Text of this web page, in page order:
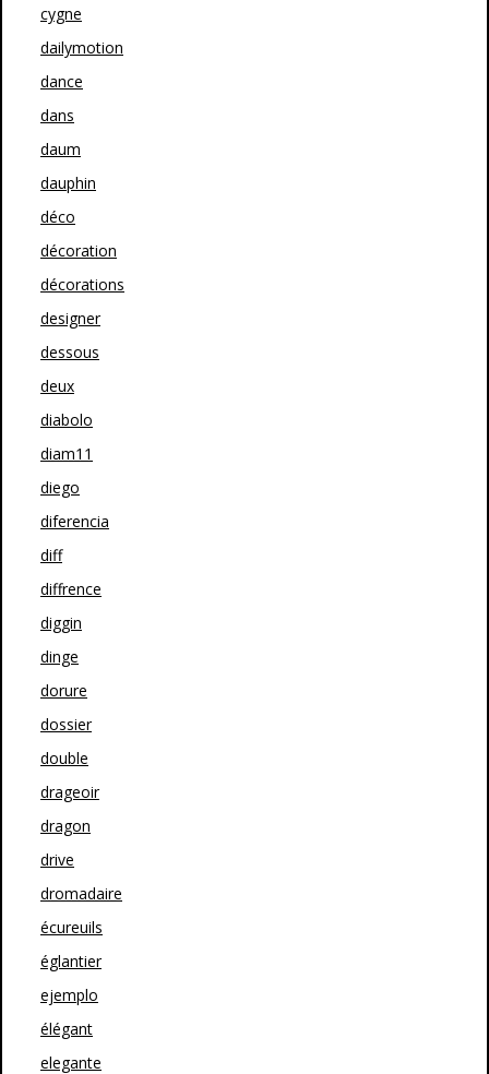
cygne
dailymotion
dance
dans
daum
dauphin
déco
décoration
décorations
designer
dessous
deux
diabolo
diam11
diego
diferencia
diff
diffrence
diggin
dinge
dorure
dossier
double
drageoir
dragon
drive
dromadaire
écureuils
églantier
ejemplo
élégant
elegante